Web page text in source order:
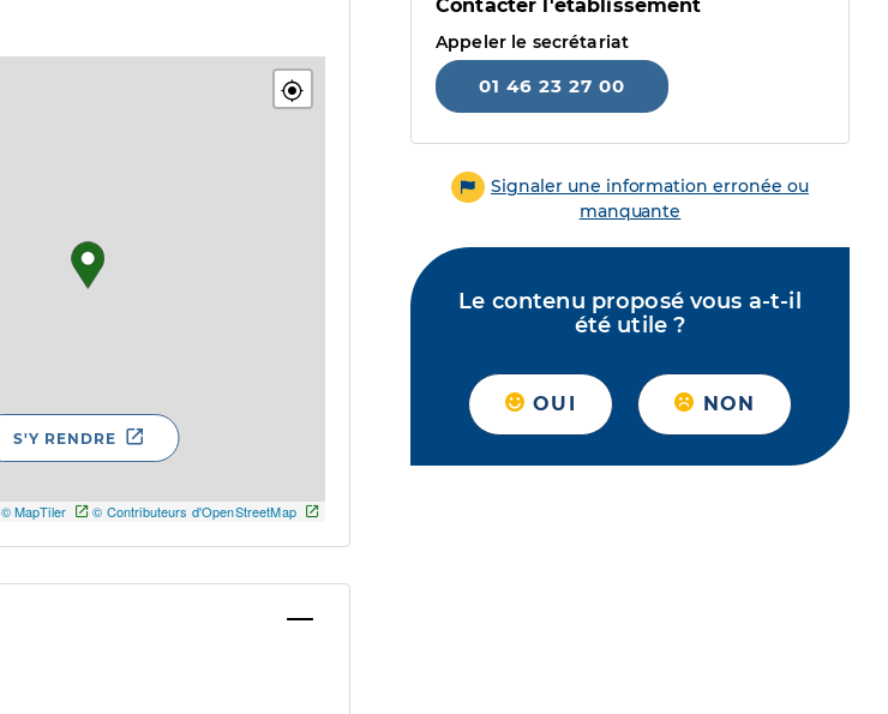
© MapTiler © Contributeurs d'OpenStreetMap
S'Y RENDRE
Contacter l'établissement
Appeler le secrétariat
01 46 23 27 00
Signaler une information erronée ou
manquante
Le contenu proposé vous a-t-il
été utile ?
OUI NON